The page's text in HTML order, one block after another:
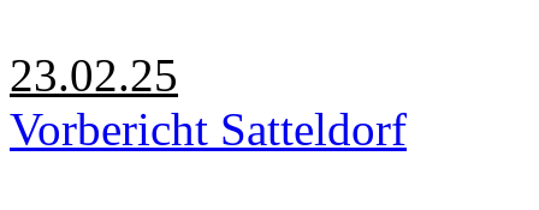
23.02.25
Vorbericht Satteldorf